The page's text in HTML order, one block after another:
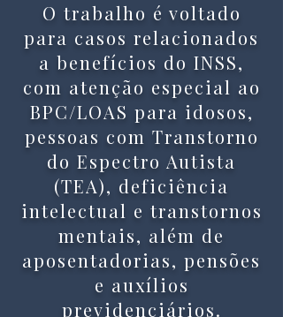
O trabalho é voltado
para casos relacionados
a benefícios do INSS,
com atenção especial ao
BPC/LOAS para idosos,
pessoas com Transtorno
do Espectro Autista
(TEA), deficiência
intelectual e transtornos
mentais, além de
aposentadorias, pensões
e auxílios
previdenciários.